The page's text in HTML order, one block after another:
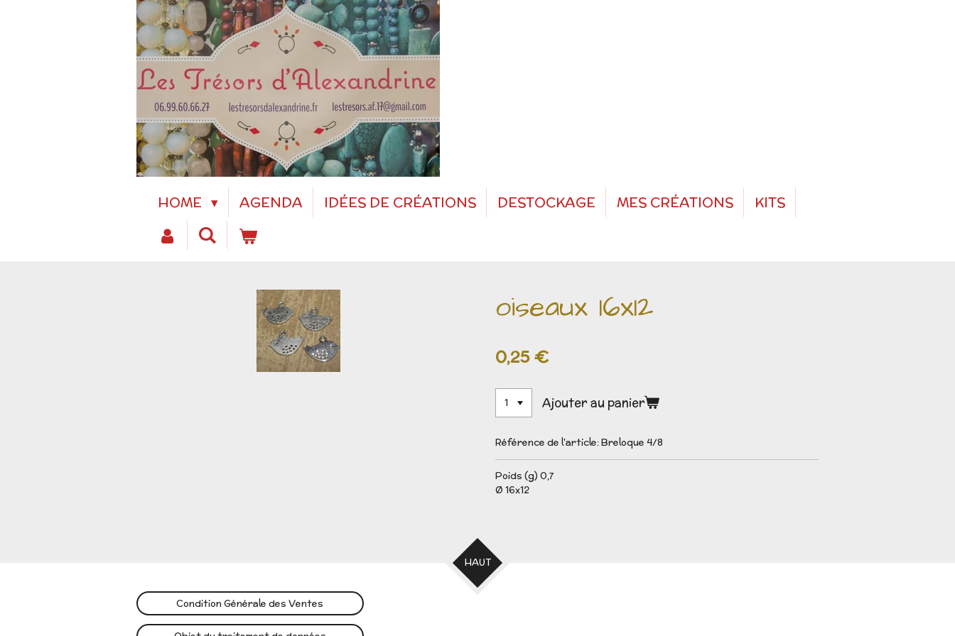
HOME AGENDA IDÉES DE CRÉATIONS DESTOCKAGE MES CRÉATIONS KITS
oiseaux 16x12
0,25 €
Ajouter au panier
Référence de l'article:Breloque 4/8
Poids (g) 0,7
Ø 16x12
HAUT
Condition Générale des Ventes